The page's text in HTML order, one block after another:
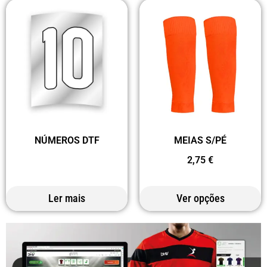
NÚMEROS DTF
Ler mais
MEIAS S/PÉ
2,75 €
Ver opções